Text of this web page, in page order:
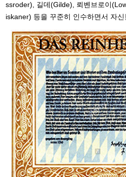
ssroder), 길데(Gilde), 뢰벤브로이
iskaner) 등을 꾸준히 인수하면서 자